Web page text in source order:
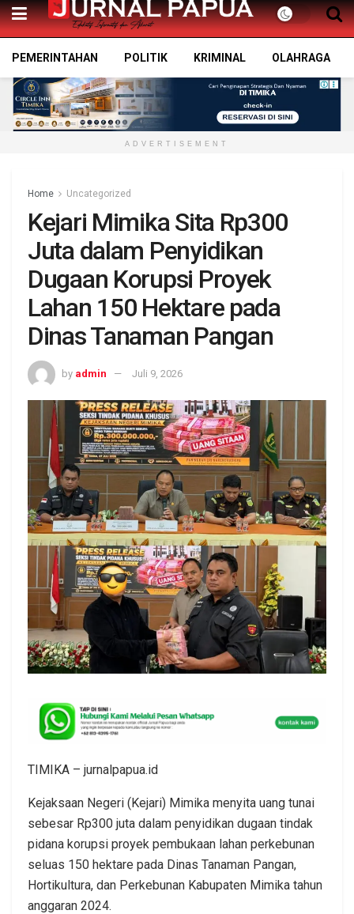
PEMERINTAHAN POLITIK KRIMINAL OLAHRAGA
ADVERTISEMENT
Home Uncategorized
Kejari Mimika Sita Rp300
Juta dalam Penyidikan
Dugaan Korupsi Proyek
Lahan 150 Hektare pada
Dinas Tanaman Pangan
by admin Juli 9, 2026
TIMIKA – jurnalpapua.id
Kejaksaan Negeri (Kejari) Mimika menyita uang tunai
sebesar Rp300 juta dalam penyidikan dugaan tindak
pidana korupsi proyek pembukaan lahan perkebunan
seluas 150 hektare pada Dinas Tanaman Pangan,
Hortikultura, dan Perkebunan Kabupaten Mimika tahun
anggaran 2024.